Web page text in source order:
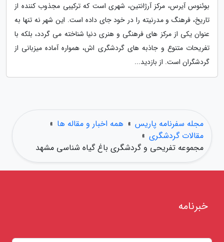
بوئنوس آیرس، مرکز آرژانتین، شهری است که ترکیبی مجذوب کننده از
تاریخ، فرهنگ و مدرنیته را در خود جای داده است. این شهر نه تنها به
عنوان یکی از مرکز های فرهنگی و هنری دنیا شناخته می گردد، بلکه با
تفریحات متنوع و جاذبه های گردشگری اش، همواره آماده میزبانی از
گردشگران است. از بازدید...
مجله سفرنامه پاریس » همه اخبار و مقاله ها »
مقالات گردشگری »
مجموعه تفریحی و گردشگری باغ گیاه شناسی مشهد
خبرنامه